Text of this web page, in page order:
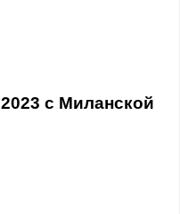
с Миланской